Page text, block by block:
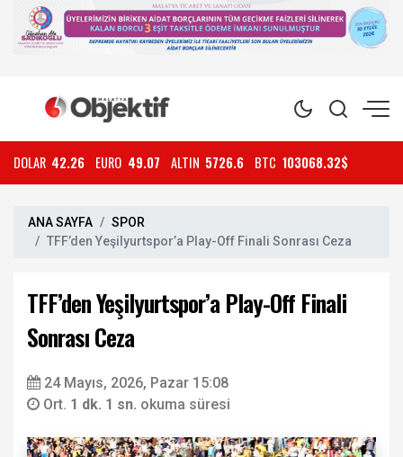
DOLAR 42.26 EURO 49.07 ALTIN 5726.6 BTC 103068.32$
ANA SAYFA
SPOR
TFF’den Yeşilyurtspor’a Play-Off Finali Sonrası Ceza
TFF’den Yeşilyurtspor’a Play-Off Finali
Sonrası Ceza
24 Mayıs, 2026, Pazar 15:08
Ort. 1 dk. 1 sn. okuma süresi